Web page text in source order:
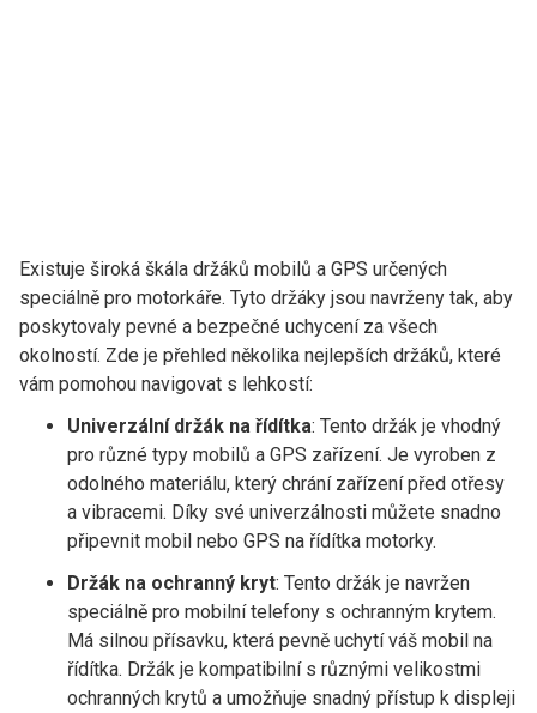
Existuje široká škála držáků mobilů a GPS určených
speciálně pro motorkáře. Tyto držáky jsou navrženy tak, aby
poskytovaly pevné a bezpečné uchycení za všech
okolností. Zde je přehled několika nejlepších držáků, které
vám pomohou navigovat s lehkostí:
Univerzální držák na řídítka: Tento držák je vhodný
pro různé typy mobilů a GPS zařízení. Je vyroben z
odolného materiálu, který chrání zařízení před otřesy
a vibracemi. Díky své univerzálnosti můžete snadno
připevnit mobil nebo GPS na řídítka motorky.
Držák na ochranný kryt: Tento držák je navržen
speciálně pro mobilní telefony s ochranným krytem.
Má silnou přísavku, která pevně uchytí váš mobil na
řídítka. Držák je kompatibilní s různými velikostmi
ochranných krytů a umožňuje snadný přístup k displeji